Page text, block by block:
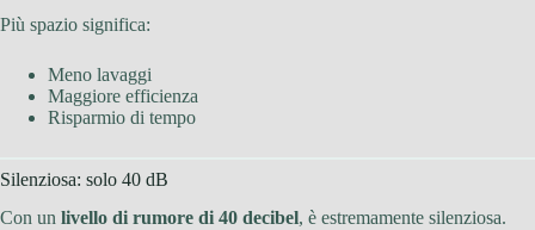
Più spazio significa:
Meno lavaggi
Maggiore efficienza
Risparmio di tempo
Silenziosa: solo 40 dB
Con un livello di rumore di 40 decibel, è estremamente silenziosa.